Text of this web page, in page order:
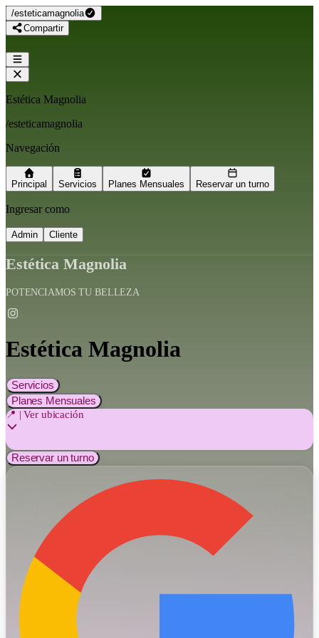
/esteticamagnolia
Compartir
Estética Magnolia
/esteticamagnolia
Navegación
Principal Servicios Planes Mensuales Reservar un turno
Ingresar como
Admin Cliente
Estética Magnolia
POTENCIAMOS TU BELLEZA
Estética Magnolia
Servicios
Planes Mensuales
📍 | Ver ubicación
Reservar un turno